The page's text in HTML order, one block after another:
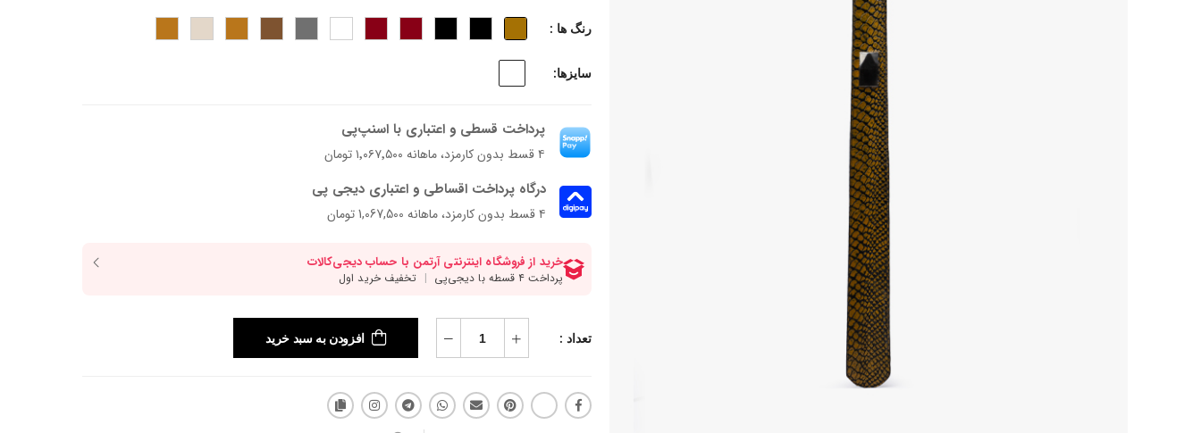
رنگ ها :
سایزها:
پرداخت قسطی و اعتباری با اسنپ‌پی
۴ قسط بدون کارمزد، ماهانه ۱٬۰۶۷٬۵۰۰ تومان
درگاه پرداخت اقساطی و اعتباری دیجی پی
۴ قسط بدون کارمزد، ماهانه 1,067,500 تومان
تعداد : افزودن به سبد خرید